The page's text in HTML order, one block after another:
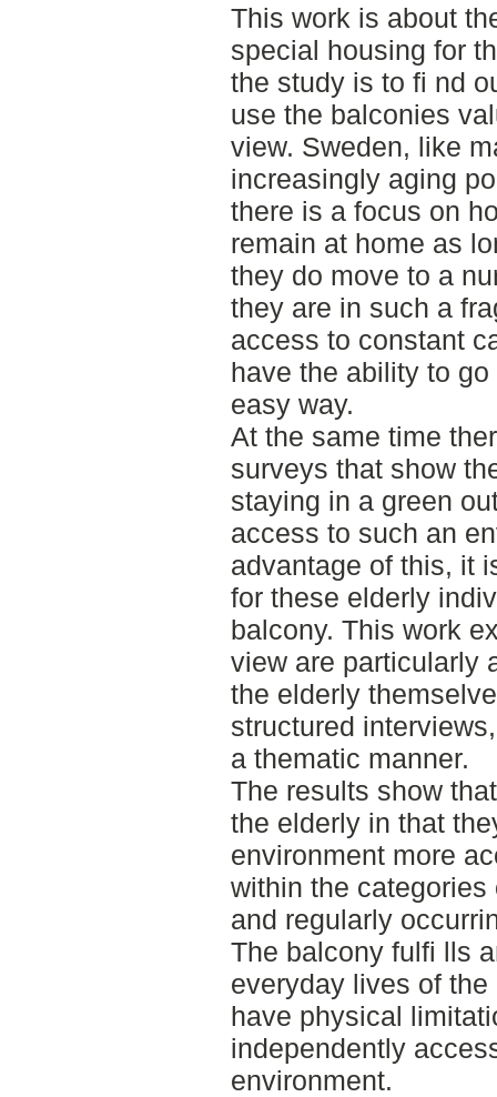
This work is about
special housing for
the study is to fi nd
use the balconies
view. Sweden, like
increasingly aging
there is a focus on
remain at home as
they do move to a
they are in such a
access to constant
have the ability to
easy way.
At the same time
surveys that show
staying in a green
access to such an
advantage of this, it
for these elderly
balcony. This work
view are particularly
the elderly
structured
a thematic manner.
The results show
the elderly in that
environment more
within the
and regularly
The balcony fulfi lls
everyday lives of
have physical
independently
environment.